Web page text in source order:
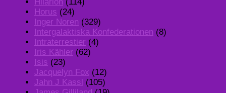
Horus (24)
Inger Noren (329)
Intergalaktiska Konfederationen (8)
Intraterrestier (4)
Iris Kähler (62)
Isis (23)
Jacquelyn Fox (12)
Jahn J Kassl (105)